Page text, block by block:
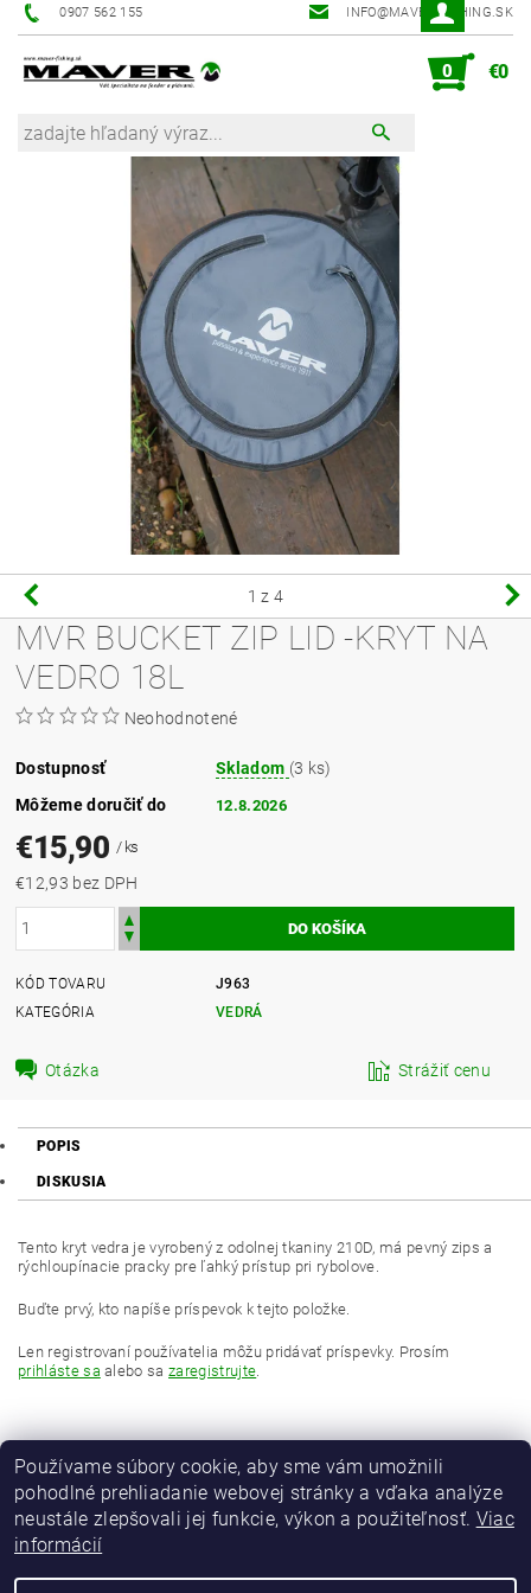
0907 562 155 INFO@MAVER-FISHING.SK
0 €0
1 z 4
MVR BUCKET ZIP LID -KRYT NA
VEDRO 18L
Neohodnotené
Dostupnosť Skladom (3 ks)
Môžeme doručiť do
12.8.2026
€15,90 / ks
€12,93 bez DPH
KÓD TOVARU
J963
KATEGÓRIA
VEDRÁ
Otázka Strážiť cenu
POPIS
DISKUSIA
Tento kryt vedra je vyrobený z odolnej tkaniny 210D, má pevný zips a
rýchloupínacie pracky pre ľahký prístup pri rybolove.
Buďte prvý, kto napíše príspevok k tejto položke.
Len registrovaní používatelia môžu pridávať príspevky. Prosím
prihláste sa alebo sazaregistrujte.
Používame súbory cookie, aby sme vám umožnili
pohodlné prehliadanie webovej stránky a vďaka analýze
neustále zlepšovali jej funkcie, výkon a použiteľnosť. Viac
informácií